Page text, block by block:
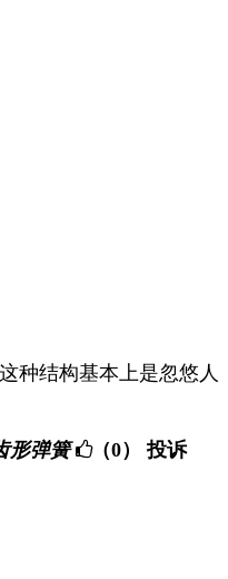
种结构基本上是忽悠人
形弹簧 （0） 投诉